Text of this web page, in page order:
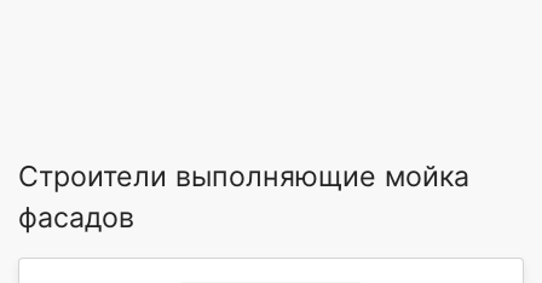
Строители выполняющие мойка
фасадов